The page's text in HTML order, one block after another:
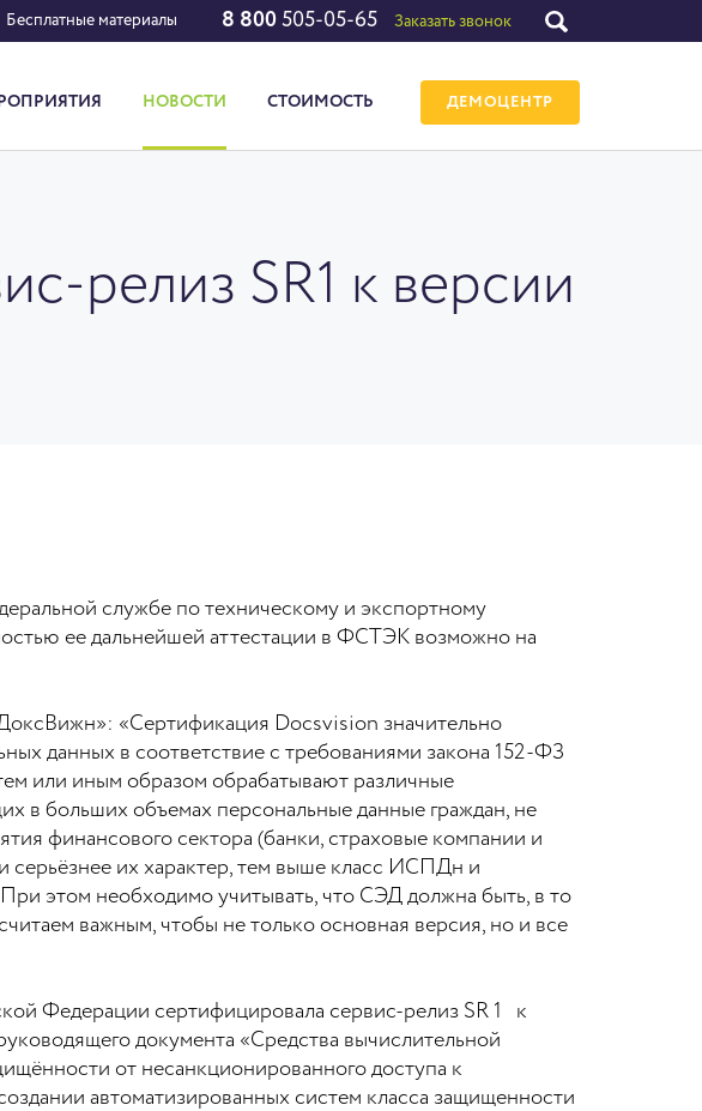
Бесплатные материалы 8 800 505-05-65 Заказать звонок
НОВОСТИ СТОИМОСТЬ ДЕМОЦЕНТР
релиз SR1 к версии
службе по техническому и экспортному
ее дальнейшей аттестации в ФСТЭК возможно на
«Сертификация Docsvision значительно
данных в соответствие с требованиями закона 152-ФЗ
или иным образом обрабатывают различные
в больших объемах персональные данные граждан, не
финансового сектора (банки, страховые компании и
серьёзнее их характер, тем выше класс ИСПДн и
этом необходимо учитывать, что СЭД должна быть, в то
важным, чтобы не только основная версия, но и все
Федерации сертифицировала сервис-релиз SR 1 к
документа «Средства вычислительной
от несанкционированного доступа к
автоматизированных систем класса защищенности